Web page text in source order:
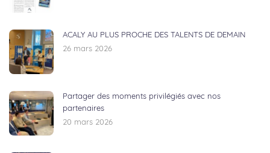
ACALY AU PLUS PROCHE DES TALENTS DE DEMAIN
26 mars 2026
Partager des moments privilégiés avec nos
partenaires
20 mars 2026